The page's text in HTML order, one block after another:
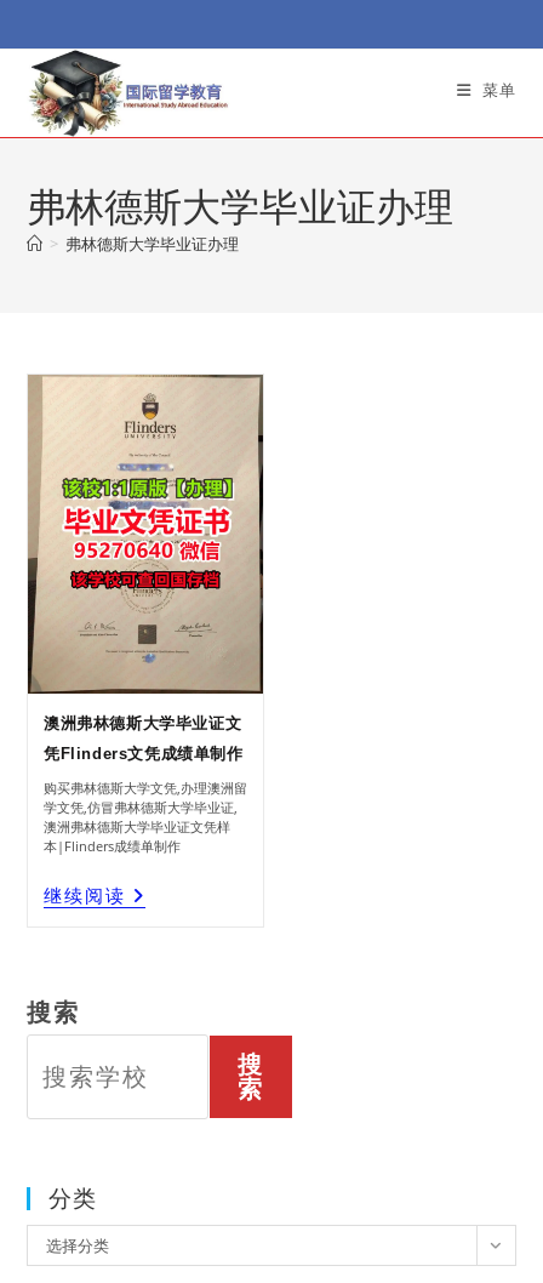
to
content
菜单
弗林德斯大学毕业证办理
> 弗林德斯大学毕业证办理
澳洲弗林德斯大学毕业证文
凭Flinders文凭成绩单制作
购买弗林德斯大学文凭,办理澳洲留
学文凭,仿冒弗林德斯大学毕业证,
澳洲弗林德斯大学毕业证文凭样
本|Flinders成绩单制作
继续阅读 澳
洲
弗
绩
作
搜索
搜
索
分类
类
选择分类